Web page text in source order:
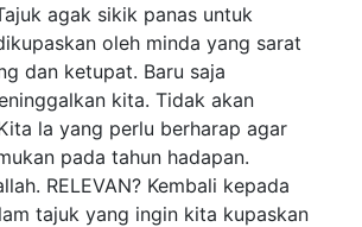
agak sikik panas untuk
oleh minda yang sarat
dan ketupat. Baru saja
kita. Tidak akan
la yang perlu berharap agar
pada tahun hadapan.
RELEVAN? Kembali kepada
tajuk yang ingin kita kupaskan